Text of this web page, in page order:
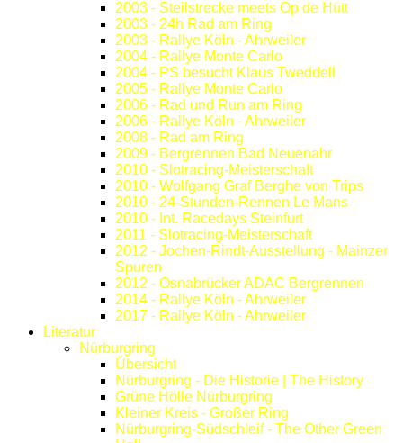
2003 - Steilstrecke meets Op de Hütt
2003 - 24h Rad am Ring
2003 - Rallye Köln - Ahrweiler
2004 - Rallye Monte Carlo
2004 - PS besucht Klaus Tweddell
2005 - Rallye Monte Carlo
2006 - Rad und Run am Ring
2006 - Rallye Köln - Ahrweiler
2008 - Rad am Ring
2009 - Bergrennen Bad Neuenahr
2010 - Slotracing-Meisterschaft
2010 - Wolfgang Graf Berghe von Trips
2010 - 24-Stunden-Rennen Le Mans
2010 - Int. Racedays Steinfurt
2011 - Slotracing-Meisterschaft
2012 - Jochen-Rindt-Ausstellung - Mainzer
Spuren
2012 - Osnabrücker ADAC Bergrennen
2014 - Rallye Köln - Ahrweiler
2017 - Rallye Köln - Ahrweiler
Literatur
Nürburgring
Übersicht
Nürburgring - Die Historie | The History
Grüne Hölle Nürburgring
Kleiner Kreis - Großer Ring
Nürburgring-Südschleif - The Other Green